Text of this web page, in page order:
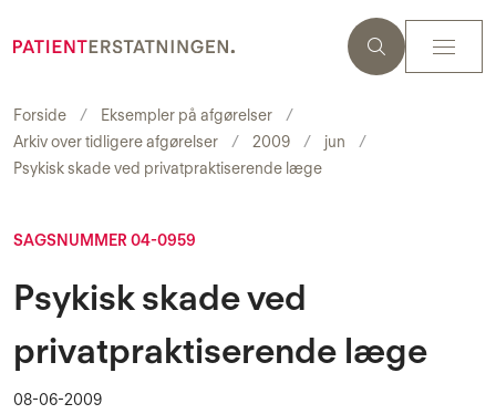
Forside
Eksempler på afgørelser
Arkiv over tidligere afgørelser
2009
jun
Psykisk skade ved privatpraktiserende læge
SAGSNUMMER 04-0959
Psykisk skade ved
privatpraktiserende læge
08-06-2009